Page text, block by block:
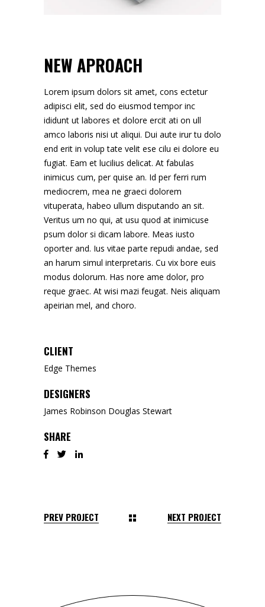
NEW APROACH
Lorem ipsum dolors sit amet, cons ectetur
adipisci elit, sed do eiusmod tempor inc
ididunt ut labores et dolore ercit ati on ull
amco laboris nisi ut aliqui. Dui aute irur tu dolo
end erit in volup tate velit ese cilu ei dolore eu
fugiat. Eam et lucilius delicat. At fabulas
inimicus cum, per quise an. Id per ferri rum
mediocrem, mea ne graeci dolorem
vituperata, habeo ullum disputando an sit.
Veritus um no qui, at usu quod at inimicuse
psum dolor si dicam labore. Meas iusto
oporter and. Ius vitae parte repudi andae, sed
an harum simul interpretaris. Cu vix bore euis
modus dolorum. Has nore ame dolor, pro
reque graec. At wisi mazi feugat. Neis aliquam
apeirian mel, and choro.
CLIENT
Edge Themes
DESIGNERS
James Robinson Douglas Stewart
SHARE
PREV PROJECT NEXT PROJECT